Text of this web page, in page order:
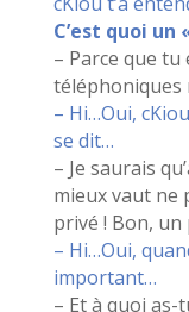
C’est quoi un
– Parce que
téléphoniques
– Hi…Oui,
se dit…
– Je saurais
mieux vaut ne
privé ! Bon, un
– Hi…Oui,
important…
– Et à quoi as-